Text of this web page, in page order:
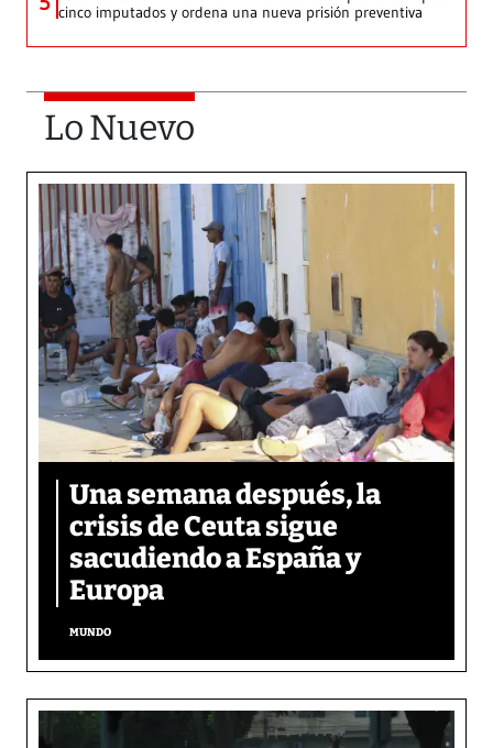
cinco imputados y ordena una nueva prisión preventiva
Lo Nuevo
Una semana después, la
crisis de Ceuta sigue
sacudiendo a España y
Europa
MUNDO